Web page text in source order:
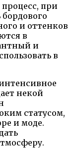
при
и оттенков
в
и
в
некой
статусом,
и моде.